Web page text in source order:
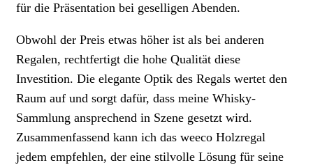
für die Präsentation bei geselligen Abenden.
Obwohl der Preis etwas höher ist als bei anderen
Regalen, rechtfertigt die hohe Qualität diese
Investition. Die elegante Optik des Regals wertet den
Raum auf und sorgt dafür, dass meine Whisky-
Sammlung ansprechend in Szene gesetzt wird.
Zusammenfassend kann ich das weeco Holzregal
jedem empfehlen, der eine stilvolle Lösung für seine